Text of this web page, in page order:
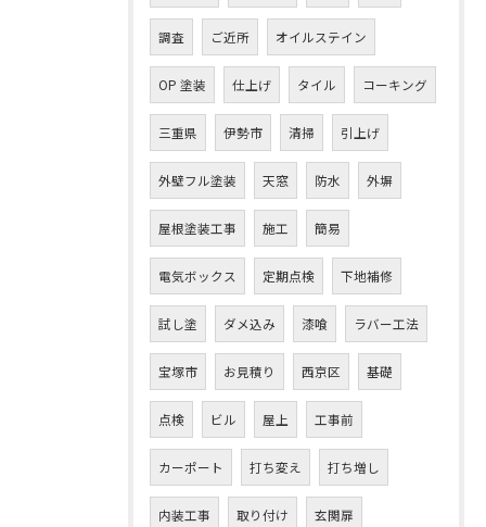
調査 ご近所 オイルステイン
OP 塗装 仕上げ タイル コーキング
三重県 伊勢市 清掃 引上げ
外壁フル塗装 天窓 防水 外塀
屋根塗装工事 施工 簡易
電気ボックス 定期点検 下地補修
試し塗 ダメ込み 漆喰 ラバー工法
宝塚市 お見積り 西京区 基礎
点検 ビル 屋上 工事前
カーポート 打ち変え 打ち増し
内装工事 取り付け 玄関扉
お問い合わせはこちら